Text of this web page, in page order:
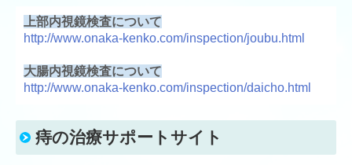
上部内視鏡検査について
http://www.onaka-kenko.com/inspection/joubu.html
大腸内視鏡検査について
http://www.onaka-kenko.com/inspection/daicho.html
痔の治療サポートサイト